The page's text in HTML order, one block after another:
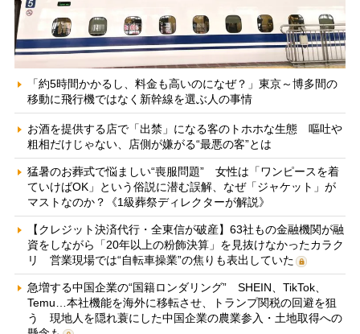
「約5時間かかるし、料金も高いのになぜ？」東京～博多間の
移動に飛行機ではなく新幹線を選ぶ人の事情
お酒を提供する店で「出禁」になる客のトホホな生態 嘔吐や
粗相だけじゃない、店側が嫌がる“最悪の客”とは
猛暑のお葬式で悩ましい“喪服問題” 女性は「ワンピースを着
ていけばOK」という俗説に潜む誤解、なぜ「ジャケット」が
マストなのか？《1級葬祭ディレクターが解説》
【クレジット決済代行・全東信が破産】63社もの金融機関が融
資をしながら「20年以上の粉飾決算」を見抜けなかったカラク
リ 営業現場では“自転車操業”の焦りも表出していた
急増する中国企業の“国籍ロンダリング” SHEIN、TikTok、
Temu…本社機能を海外に移転させ、トランプ関税の回避を狙
う 現地人を隠れ蓑にした中国企業の農業参入・土地取得への